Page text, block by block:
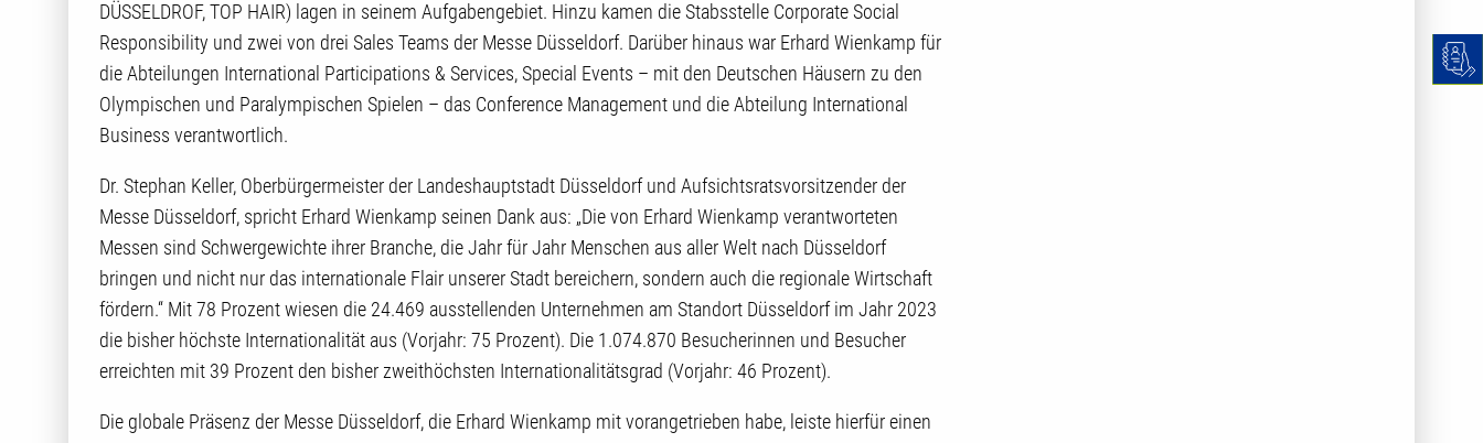
DÜSSELDROF, TOP HAIR) lagen in seinem Aufgabengebiet. Hinzu kamen die Stabsstelle Corporate Social
Responsibility und zwei von drei Sales Teams der Messe Düsseldorf. Darüber hinaus war Erhard Wienkamp für
die Abteilungen International Participations & Services, Special Events – mit den Deutschen Häusern zu den
Olympischen und Paralympischen Spielen – das Conference Management und die Abteilung International
Business verantwortlich.
Dr. Stephan Keller, Oberbürgermeister der Landeshauptstadt Düsseldorf und Aufsichtsratsvorsitzender der
Messe Düsseldorf, spricht Erhard Wienkamp seinen Dank aus: „Die von Erhard Wienkamp verantworteten
Messen sind Schwergewichte ihrer Branche, die Jahr für Jahr Menschen aus aller Welt nach Düsseldorf
bringen und nicht nur das internationale Flair unserer Stadt bereichern, sondern auch die regionale Wirtschaft
fördern.“ Mit 78 Prozent wiesen die 24.469 ausstellenden Unternehmen am Standort Düsseldorf im Jahr 2023
die bisher höchste Internationalität aus (Vorjahr: 75 Prozent). Die 1.074.870 Besucherinnen und Besucher
erreichten mit 39 Prozent den bisher zweithöchsten Internationalitätsgrad (Vorjahr: 46 Prozent).
Die globale Präsenz der Messe Düsseldorf, die Erhard Wienkamp mit vorangetrieben habe, leiste hierfür einen